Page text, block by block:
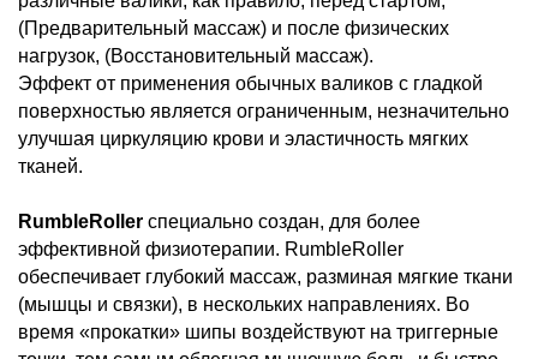
(Предварительный массаж) и после физических
нагрузок, (Восстановительный массаж).
Эффект от применения обычных валиков с гладкой
поверхностью является ограниченным, незначительно
улучшая циркуляцию крови и эластичность мягких
тканей.
RumbleRoller специально создан, для более
эффективной физиотерапии. RumbleRoller
обеспечивает глубокий массаж, разминая мягкие ткани
(мышцы и связки), в нескольких направлениях. Во
время «прокатки» шипы воздействуют на триггерные